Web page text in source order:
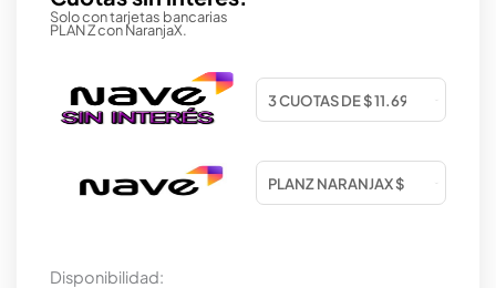
Solo con tarjetas bancarias
PLAN Z con NaranjaX.
Disponibilidad:
Afilador